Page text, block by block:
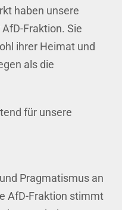
haben unsere
Fraktion. Sie
ihrer Heimat und
als die
für unsere
Pragmatismus an
AfD-Fraktion stimmt